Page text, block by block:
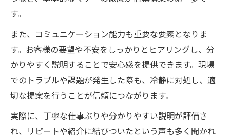
す。
また、コミュニケーション能力も重要な要素となりま
す。お客様の要望や不安をしっかりとヒアリングし、分
かりやすく説明することで安心感を提供できます。現場
でのトラブルや課題が発生した際も、冷静に対処し、適
切な提案を行うことが信頼につながります。
実際に、丁寧な仕事ぶりや分かりやすい説明が評価さ
れ、リピートや紹介に結びついたという声も多く聞かれ